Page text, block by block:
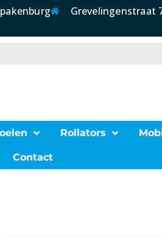
Grevelingenstraat
Rollators
Contact